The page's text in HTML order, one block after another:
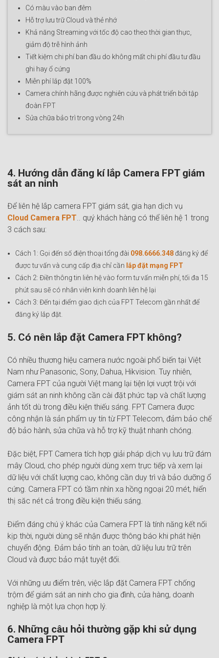
Có màu vào ban đêm
Hỗ trợ lưu trữ Cloud và thẻ nhớ
Khả năng Streaming với tốc độ cao theo thời gian thực,
giảm độ trễ hình ảnh
Tiết kiệm chi phí ban đầu do không mất chi phí đầu tư đầu
ghi hay ổ cứng
Miễn phí lắp đặt 100%
Camera chính hãng được nghiên cứu và phát triển bởi tập
đoàn FPT
Sửa chữa bảo trì trong vòng 24h
4. Hướng dẫn đăng kí lắp Camera FPT giám
sát an ninh
Để liên hệ lắp camera FPT giám sát, gia hạn dịch vụ
Cloud Camera FPT .. quý khách hàng có thể liên hệ 1 trong
3 cách sau:
Cách 1: Gọi đến số điện thoại tổng đài 098.6666.348đăng ký để
được tư vấn và cung cấp địa chỉ cần lắp đặt mạng FPT
Cách 2: Điền thông tin liên hệ vào form tư vấn miễn phí, tối đa 15
phút sau sẽ có nhân viên kinh doanh liên hệ lại
Cách 3: Đến tại điểm giao dịch của FPT Telecom gần nhất để
đăng ký lắp đặt.
5. Có nên lắp đặt Camera FPT không?
Có nhiều thương hiệu camera nước ngoài phổ biến tại Việt
Nam như Panasonic, Sony, Dahua, Hikvision. Tuy nhiên,
Camera FPT của người Việt mang lại tiện lợi vượt trội với
giám sát an ninh không cần cài đặt phức tạp và chất lượng
ảnh tốt dù trong điều kiện thiếu sáng. FPT Camera được
công nhận là sản phẩm uy tín từ FPT Telecom, đảm bảo chế
độ bảo hành, sửa chữa và hỗ trợ kỹ thuật nhanh chóng.
Đặc biệt, FPT Camera tích hợp giải pháp dịch vụ lưu trữ đám
mây Cloud, cho phép người dùng xem trực tiếp và xem lại
dữ liệu với chất lượng cao, không cần duy trì và bảo dưỡng ổ
cứng. Camera FPT có tầm nhìn xa hồng ngoại 20 mét, hiển
thị săc nét cả trong điều kiện thiếu sáng.
Điểm đáng chú ý khác của Camera FPT là tính năng kết nối
kịp thời, người dùng sẽ nhận được thông báo khi phát hiện
chuyển động. Đảm bảo tính an toàn, dữ liệu lưu trữ trên
Cloud và được bảo mật tuyệt đối.
Với những ưu điểm trên, việc lắp đặt Camera FPT chống
trộm để giám sát an ninh cho gia đình, cửa hàng, doanh
nghiệp là một lựa chọn hợp lý.
6. Những câu hỏi thường gặp khi sử dụng
Camera FPT
ĐĂNG KÝ NHẬN TƯ VẤN MIỄN
PHÍ
⚡ Đăng Ký Online: Giảm ngay100.000VNĐ!
🎁 Tặng ngay 01 tháng cước, miễn phí Modem Wifi 6/7 &
Mesh chính hãng 2026!